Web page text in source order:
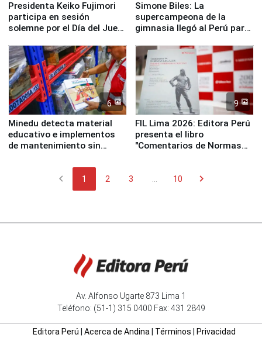
Presidenta Keiko Fujimori
participa en sesión
solemne por el Día del Juez
Simone Biles: La
supercampeona de la
gimnasia llegó al Perú para
Panamericanos Lima 2027
6
Minedu detecta material
educativo e implementos
de mantenimiento sin
9
FIL Lima 2026: Editora Perú
presenta el libro
"Comentarios de Normas
chevron_left 1 2 3 ... 10 chevron_right
Av. Alfonso Ugarte 873 Lima 1
Teléfono: (51-1) 315 0400 Fax: 431 2849
Editora Perú Acerca de Andina Términos Privacidad